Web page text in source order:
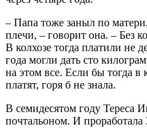
– Папа тоже заныл по
плечи, – говорит она. – Без
В колхозе тогда платили не
года могли дать сто
на этом все. Если бы тогда в
платят, горя б не знала.
В семидесятом году Тереса
почтальоном. И проработала